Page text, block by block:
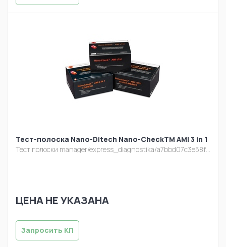
Тест-полоска Nano-Ditech Nano-CheckTM AMI 3 in 1
Тест полоски manager/express_diagnostika/a7bbd07c3e58fc65806269f2c1ba3958.jpg
ЦЕНА НЕ УКАЗАНА
Запросить КП